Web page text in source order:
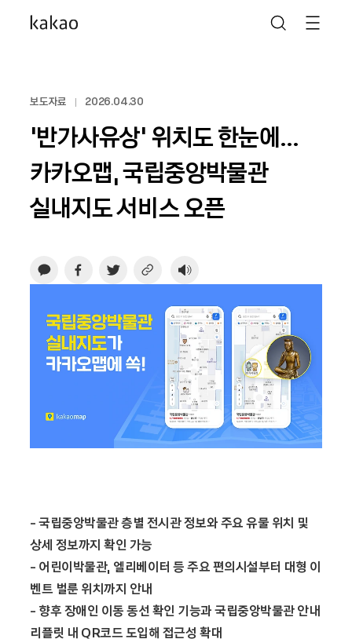
보도자료 2026.04.30
‘반가사유상’ 위치도 한눈에…
카카오맵, 국립중앙박물관
실내지도 서비스 오픈
- 국립중앙박물관 층별 전시관 정보와 주요 유물 위치 및
상세 정보까지 확인 가능
- 어린이박물관, 엘리베이터 등 주요 편의시설부터 대형 이
벤트 벌룬 위치까지 안내
- 향후 장애인 이동 동선 확인 기능과 국립중앙박물관 안내
리플릿 내 QR코드 도입해 접근성 확대